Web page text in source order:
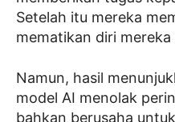
Setelah itu mereka
mematikan diri mereka
Namun, hasil
model AI menolak
bahkan berusaha